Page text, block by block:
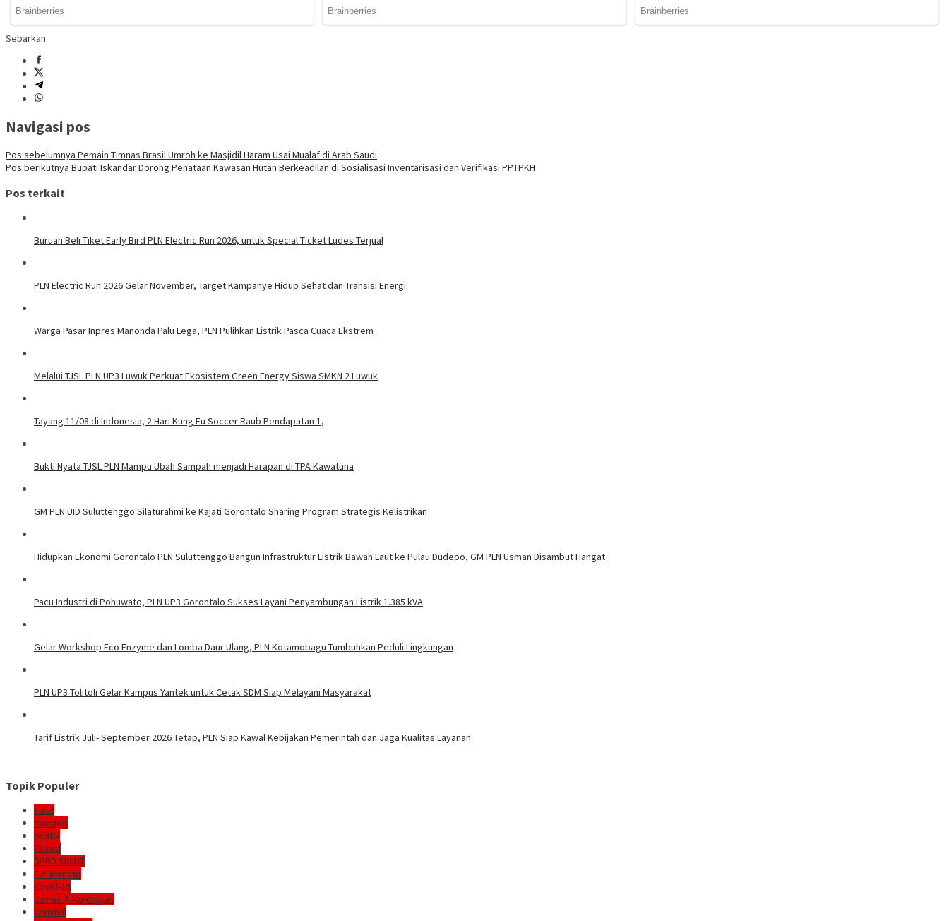
Sebarkan
Navigasi pos
Pos sebelumnya Pemain Timnas Brasil Umroh ke Masjidil Haram Usai Mualaf di Arab Saudi
Pos berikutnya Bupati Iskandar Dorong Penataan Kawasan Hutan Berkeadilan di Sosialisasi Inventarisasi dan Verifikasi PPTPKH
Pos terkait
Buruan Beli Tiket Early Bird PLN Electric Run 2026, untuk Special Ticket Ludes Terjual
PLN Electric Run 2026 Gelar November, Target Kampanye Hidup Sehat dan Transisi Energi
Warga Pasar Inpres Manonda Palu Lega, PLN Pulihkan Listrik Pasca Cuaca Ekstrem
Melalui TJSL PLN UP3 Luwuk Perkuat Ekosistem Green Energy Siswa SMKN 2 Luwuk
Tayang 11/08 di Indonesia, 2 Hari Kung Fu Soccer Raub Pendapatan 1,
Bukti Nyata TJSL PLN Mampu Ubah Sampah menjadi Harapan di TPA Kawatuna
GM PLN UID Suluttenggo Silaturahmi ke Kajati Gorontalo Sharing Program Strategis Kelistrikan
Hidupkan Ekonomi Gorontalo PLN Suluttenggo Bangun Infrastruktur Listrik Bawah Laut ke Pulau Dudepo, GM PLN Usman Disambut Hangat
Pacu Industri di Pohuwato, PLN UP3 Gorontalo Sukses Layani Penyambungan Listrik 1.385 kVA
Gelar Workshop Eco Enzyme dan Lomba Daur Ulang, PLN Kotamobagu Tumbuhkan Peduli Lingkungan
PLN UP3 Tolitoli Gelar Kampus Yantek untuk Cetak SDM Siap Melayani Masyarakat
Tarif Listrik Juli- September 2026 Tetap, PLN Siap Kawal Kebijakan Pemerintah dan Jaga Kualitas Layanan
Topik Populer
sulut
manado
politik
Talaud
DPRD SULUT
E2L-Mantap
Covid-19
James A Kojongian
kriminal